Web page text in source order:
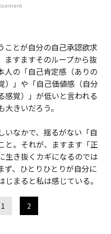
ことが自分の自己承認欲求
ますますそのループから抜
人の「自己肯定感（ありの
）」や「自己価値感（自分
感覚）」が低いと言われる
きいだろう。
いなかで、揺るがない「自
と。それが、ますます「正
生き抜くカギになるのでは
ず、ひとりひとりが自分に
まると私は感じている。
1 2